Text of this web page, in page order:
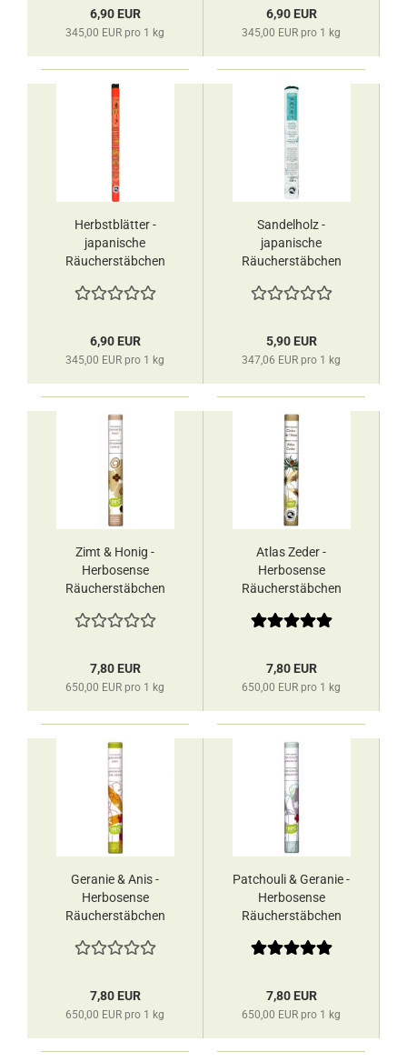
6,90 EUR
345,00 EUR pro 1 kg
6,90 EUR
345,00 EUR pro 1 kg
Herbstblätter -
japanische
Räucherstäbchen
Monde
6,90 EUR
345,00 EUR pro 1 kg
Sandelholz -
japanische
Räucherstäbchen
Monde
5,90 EUR
347,06 EUR pro 1 kg
Zimt & Honig -
Herbosense
Räucherstäbchen
Monde
7,80 EUR
650,00 EUR pro 1 kg
Atlas Zeder -
Herbosense
Räucherstäbchen
Monde
7,80 EUR
650,00 EUR pro 1 kg
Geranie & Anis -
Herbosense
Räucherstäbchen
Monde
7,80 EUR
650,00 EUR pro 1 kg
Patchouli & Geranie -
Herbosense
Räucherstäbchen
Monde
7,80 EUR
650,00 EUR pro 1 kg